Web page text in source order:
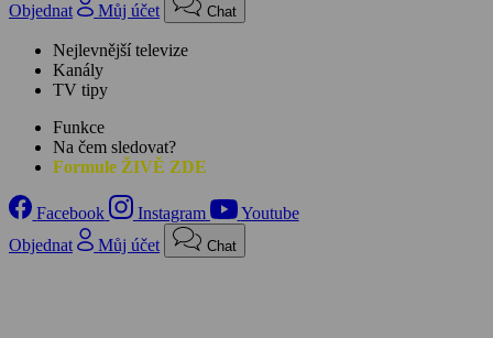
Objednat Můj účet Chat
Nejlevnější televize
Kanály
TV tipy
Funkce
Na čem sledovat?
Formule ŽIVĚ ZDE
Facebook Instagram
Youtube
Objednat
Můj účet Chat